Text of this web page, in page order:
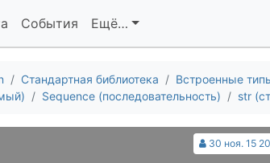
События Ещё…
Стандартная библиотека Встроенные
Sequence (последовательность) str
30 ноя. 15